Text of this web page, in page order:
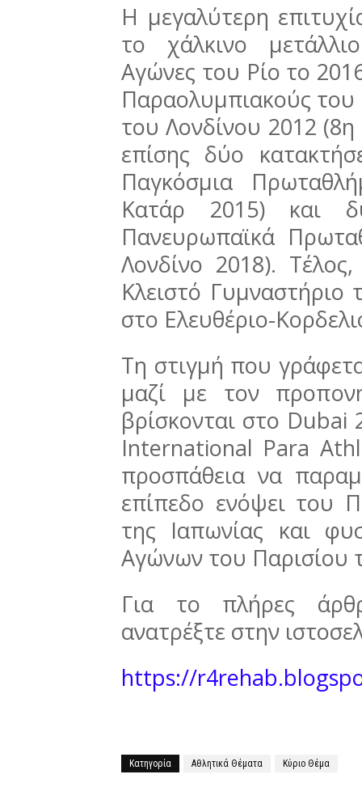
Η μεγαλύτερη
το χάλκινο
Αγώνες του Ρίο το
Παραολυμπιακούς του
του Λονδίνου 2012
επίσης δύο
Παγκόσμια
Κατάρ 2015) και
Πανευρωπαϊκά
Λονδίνο 2018).
Κλειστό
στο Ελευθέριο-
Τη στιγμή που
μαζί με τον
βρίσκονται στο Dubai
International Para
προσπάθεια να
επίπεδο ενόψει του
της Ιαπωνίας και
Αγώνων του Παρισίου
Για το πλήρες
ανατρέξτε στην
https://
Κατηγορία Αθλητικά Θέματα Κύριο Θέμα